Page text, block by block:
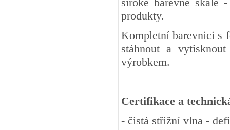
produkty.
Kompletní barevnici s
stáhnout a
výrobkem.
Certifikace a
- čistá střižní vlna -